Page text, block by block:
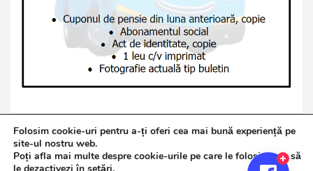
Copyright © 2026Jurnalul de Brăila
Folosim cookie-uri pentru a-ți oferi cea mai bună experiență pe
site-ul nostru web.
Poți afla mai multe despre cookie-urile pe care le folosim sau să